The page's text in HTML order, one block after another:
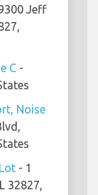
Jeff
C -
Noise
- 1
32827,